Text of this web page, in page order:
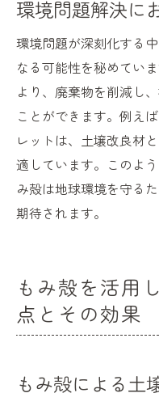
環境問題解決に
環境問題が深刻化する
なる可能性を秘めてい
より、廃棄物を削減し
ことができます。例え
レットは、土壌改良材
適しています。このよ
み殻は地球環境を守る
期待されます。
もみ殻を活用
点とその効果
もみ殻による土